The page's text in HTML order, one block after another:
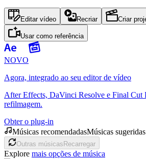
Editar vídeo Recriar Criar
Usar como referência
NOVO
Agora, integrado ao seu editor de vídeo
After Effects, DaVinci Resolve e Final Cut
refilmagem.
Obter o plug-in
Músicas recomendadasMúsicas
Outras músicas Recarregar
Explore mais opções de música